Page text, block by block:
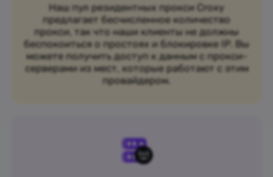
Наш пул резидентных прокси Croxy
предлагает бесчисленное количество
прокси, так что наши клиенты не должны
беспокоиться о простоях и блокировке IP. Вы
можете получить доступ к данным с прокси-
серверами из мест, которые работают с этим
провайдером.